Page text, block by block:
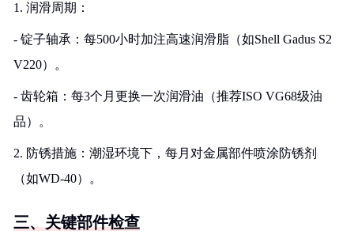
1. 润滑周期：
- 锭子轴承：每500小时加注高速润滑脂（如Shell Gadus S2
V220）。
- 齿轮箱：每3个月更换一次润滑油（推荐ISO VG68级油
品）。
2. 防锈措施：潮湿环境下，每月对金属部件喷涂防锈剂
（如WD-40）。
三、关键部件检查